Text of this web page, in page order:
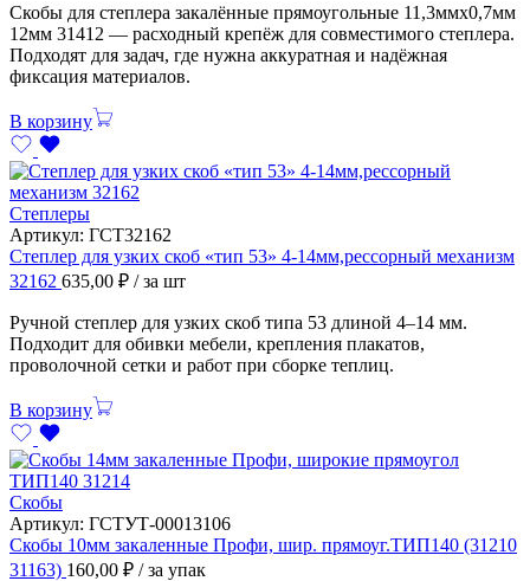
Скобы для степлера закалённые прямоугольные 11,3ммх0,7мм
12мм 31412 — расходный крепёж для совместимого степлера.
Подходят для задач, где нужна аккуратная и надёжная
фиксация материалов.
В корзину
Степлеры
Артикул: ГСТ32162
Степлер для узких скоб «тип 53» 4-14мм,рессорный механизм
32162 635,00 ₽ / за шт
Ручной степлер для узких скоб типа 53 длиной 4–14 мм.
Подходит для обивки мебели, крепления плакатов,
проволочной сетки и работ при сборке теплиц.
В корзину
Скобы
Артикул: ГСТУТ-00013106
Скобы 10мм закаленные Профи, шир. прямоуг.ТИП140 (31210
31163) 160,00 ₽ / за упак